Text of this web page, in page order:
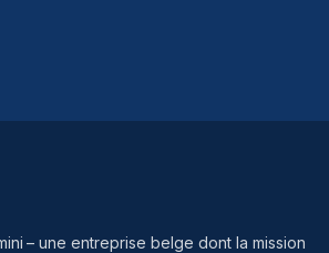
– une entreprise belge dont la mission